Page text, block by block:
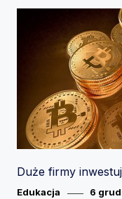
Duże firmy
Category
Edukacja
Posted
6